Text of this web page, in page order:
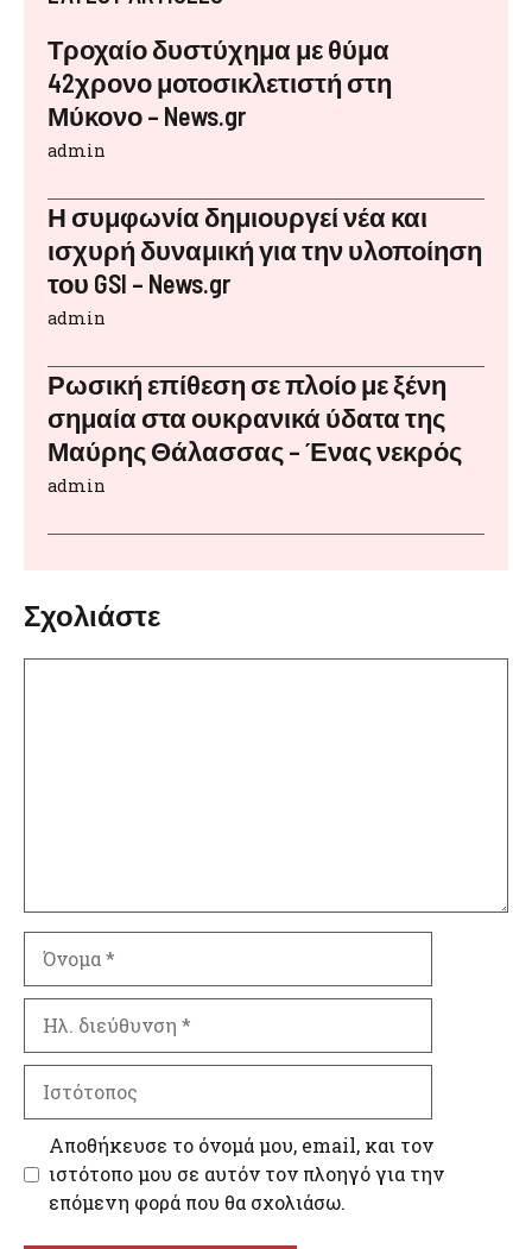
Τροχαίο δυστύχημα με θύμα
42χρονο μοτοσικλετιστή στη
Μύκονο – News.gr
admin
Η συμφωνία δημιουργεί νέα και
ισχυρή δυναμική για την υλοποίηση
του GSI – News.gr
admin
Ρωσική επίθεση σε πλοίο με ξένη
σημαία στα ουκρανικά ύδατα της
Μαύρης Θάλασσας – Ένας νεκρός
admin
Σχολιάστε
διεύθυνση
Αποθήκευσε το όνομά μου, email, και τον
ιστότοπο μου σε αυτόν τον πλοηγό για την
επόμενη φορά που θα σχολιάσω.